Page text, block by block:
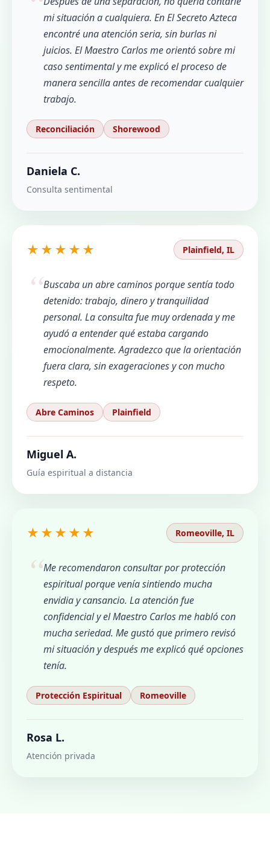
mi situación a cualquiera. En El Secreto Azteca
encontré una atención seria, sin burlas ni
juicios. El Maestro Carlos me orientó sobre mi
caso sentimental y me explicó el proceso de
manera sencilla antes de recomendar cualquier
trabajo.
Reconciliación Shorewood
Daniela C.
Consulta sentimental
★★★★★ Plainfield, IL
Buscaba un abre caminos porque sentía todo
detenido: trabajo, dinero y tranquilidad
personal. La consulta fue muy ordenada y me
ayudó a entender qué estaba cargando
emocionalmente. Agradezco que la orientación
fuera clara, sin exageraciones y con mucho
respeto.
Abre Caminos Plainfield
Miguel A.
Guía espiritual a distancia
★★★★★ Romeoville, IL
Me recomendaron consultar por protección
espiritual porque venía sintiendo mucha
envidia y cansancio. La atención fue
confidencial y el Maestro Carlos me habló con
mucha seriedad. Me gustó que primero revisó
mi situación y después me explicó qué opciones
tenía.
Protección Espiritual Romeoville
Rosa L.
Atención privada